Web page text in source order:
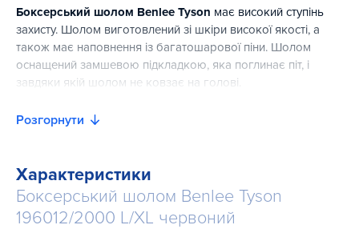
Боксерський шолом Benlee Tyson має високий ступінь
захисту. Шолом виготовлений зі шкіри високої якості, а
також має наповнення із багатошарової піни. Шолом
оснащений замшевою підкладкою, яка поглинає піт, і
завдяки якій шолом не ковзає на голові.
Розгорнути
Характеристики
Боксерський шолом Benlee Tyson
196012/2000 L/XL червоний